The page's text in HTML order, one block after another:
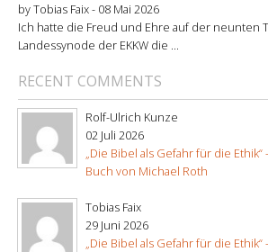
by Tobias Faix - 08 Mai 2026
Ich hatte die Freud und Ehre auf der neunten
Landessynode der EKKW die ...
RECENT COMMENTS
Rolf-Ulrich Kunze
02 Juli 2026
„Die Bibel als Gefahr für die
Buch von Michael Roth
Tobias Faix
29 Juni 2026
„Die Bibel als Gefahr für die